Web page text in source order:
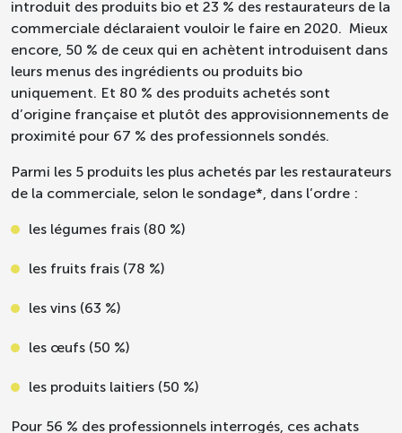
introduit des produits bio et 23 % des restaurateurs de la
commerciale déclaraient vouloir le faire en 2020. Mieux
encore, 50 % de ceux qui en achètent introduisent dans
leurs menus des ingrédients ou produits bio
uniquement. Et 80 % des produits achetés sont
d’origine française et plutôt des approvisionnements de
proximité pour 67 % des professionnels sondés.
Parmi les 5 produits les plus achetés par les restaurateurs
de la commerciale, selon le sondage*, dans l’ordre :
les légumes frais (80 %)
les fruits frais (78 %)
les vins (63 %)
les œufs (50 %)
les produits laitiers (50 %)
Pour 56 % des professionnels interrogés, ces achats